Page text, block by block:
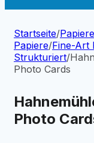
Startseite/
Papiere/Fine-Art
Strukturiert/
Photo Cards
Photo